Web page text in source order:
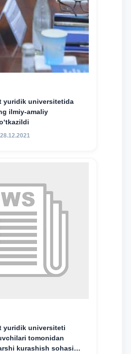
yuridik universitetida
ilmiy-amaliy
28.12.2021
yuridik universiteti
tomonidan
kurashish sohasida